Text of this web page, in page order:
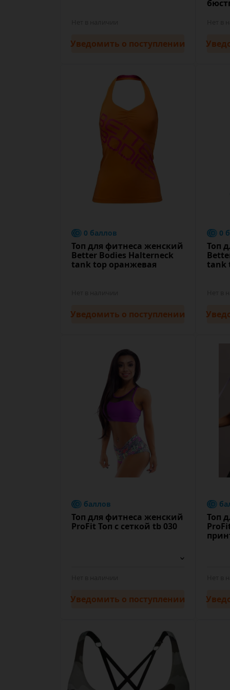
Уведомить о поступлении
0 баллов
Топ для фитнеса женский
Better Bodies Halterneck
tank top оранжевая
Уведомить о поступлении
0
Топ
tank
баллов
Топ для фитнеса женский
ProFit Топ с сеткой tb 030
Уведомить о поступлении
Топ